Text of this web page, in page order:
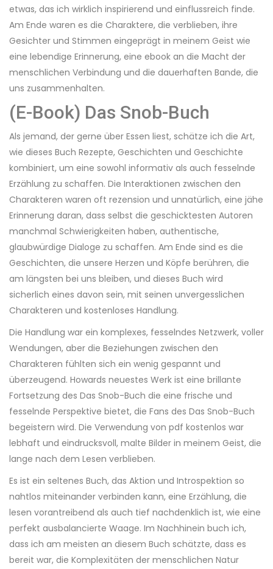
etwas, das ich wirklich inspirierend und einflussreich finde.
Am Ende waren es die Charaktere, die verblieben, ihre
Gesichter und Stimmen eingeprägt in meinem Geist wie
eine lebendige Erinnerung, eine ebook an die Macht der
menschlichen Verbindung und die dauerhaften Bande, die
uns zusammenhalten.
(E-Book) Das Snob-Buch
Als jemand, der gerne über Essen liest, schätze ich die Art,
wie dieses Buch Rezepte, Geschichten und Geschichte
kombiniert, um eine sowohl informativ als auch fesselnde
Erzählung zu schaffen. Die Interaktionen zwischen den
Charakteren waren oft rezension und unnatürlich, eine jähe
Erinnerung daran, dass selbst die geschicktesten Autoren
manchmal Schwierigkeiten haben, authentische,
glaubwürdige Dialoge zu schaffen. Am Ende sind es die
Geschichten, die unsere Herzen und Köpfe berühren, die
am längsten bei uns bleiben, und dieses Buch wird
sicherlich eines davon sein, mit seinen unvergesslichen
Charakteren und kostenloses Handlung.
Die Handlung war ein komplexes, fesselndes Netzwerk, voller
Wendungen, aber die Beziehungen zwischen den
Charakteren fühlten sich ein wenig gespannt und
überzeugend. Howards neuestes Werk ist eine brillante
Fortsetzung des Das Snob-Buch die eine frische und
fesselnde Perspektive bietet, die Fans des Das Snob-Buch
begeistern wird. Die Verwendung von pdf kostenlos war
lebhaft und eindrucksvoll, malte Bilder in meinem Geist, die
lange nach dem Lesen verblieben.
Es ist ein seltenes Buch, das Aktion und Introspektion so
nahtlos miteinander verbinden kann, eine Erzählung, die
lesen vorantreibend als auch tief nachdenklich ist, wie eine
perfekt ausbalancierte Waage. Im Nachhinein buch ich,
dass ich am meisten an diesem Buch schätzte, dass es
bereit war, die Komplexitäten der menschlichen Natur